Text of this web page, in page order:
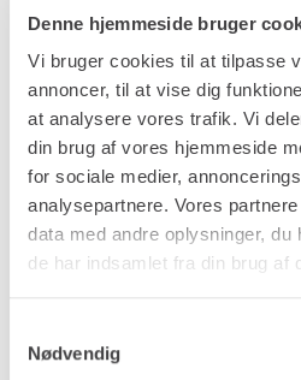
Denne hjemmeside bruger
Vi bruger cookies til at tilpasse
annoncer, til at vise dig
at analysere vores trafik. Vi
din brug af vores hjemmeside
for sociale medier,
analysepartnere. Vores
data med andre oplysninger, du
de har indsamlet fra din brug af
Nødvendig
arbejde i områder, hvor støj
Lej Yanmar SV08 hos
ultrakompakt minigraver
serviceret og tilpasset dine
dig fleksibilitet uden at binde
kun bruger lejlighedsvis.
Kontakt din nærmeste
rådgivning og hurtig levering